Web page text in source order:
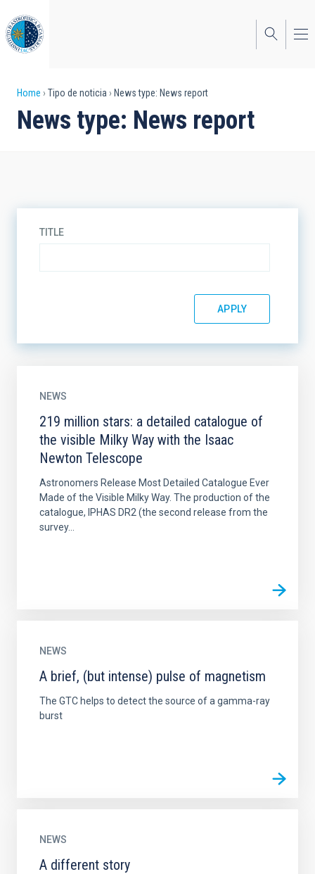
to
main
content
Breadcrumb
Home Tipo de noticia News type: News report
News type: News report
TITLE
NEWS
219 million stars: a detailed catalogue of
the visible Milky Way with the Isaac
Newton Telescope
Astronomers Release Most Detailed Catalogue Ever
Made of the Visible Milky Way. The production of the
catalogue, IPHAS DR2 (the second release from the
survey...
NEWS
A brief, (but intense) pulse of magnetism
The GTC helps to detect the source of a gamma-ray
burst
NEWS
A different story